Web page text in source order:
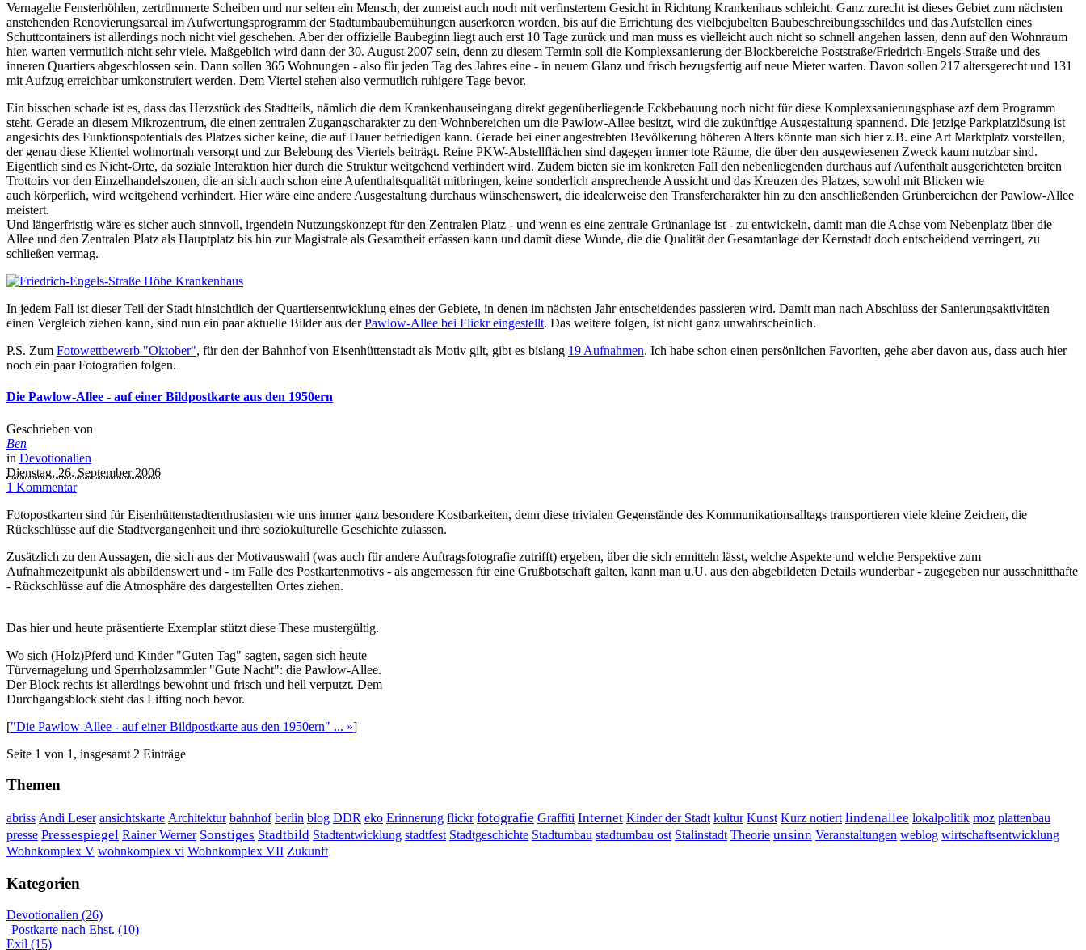
Vernagelte Fensterhöhlen, zertrümmerte Scheiben und nur selten ein Mensch, der zumeist auch noch mit verfinstertem Gesicht in Richtung Krankenhaus schleicht. Ganz zurecht ist dieses Gebiet zum nächsten
anstehenden Renovierungsareal im Aufwertungsprogramm der Stadtumbaubemühungen auserkoren worden, bis auf die Errichtung des vielbejubelten Baubeschreibungsschildes und das Aufstellen eines
Schuttcontainers ist allerdings noch nicht viel geschehen. Aber der offizielle Baubeginn liegt auch erst 10 Tage zurück und man muss es vielleicht auch nicht so schnell angehen lassen, denn auf den Wohnraum
hier, warten vermutlich nicht sehr viele. Maßgeblich wird dann der 30. August 2007 sein, denn zu diesem Termin soll die Komplexsanierung der Blockbereiche Poststraße/Friedrich-Engels-Straße und des
inneren Quartiers abgeschlossen sein. Dann sollen 365 Wohnungen - also für jeden Tag des Jahres eine - in neuem Glanz und frisch bezugsfertig auf neue Mieter warten. Davon sollen 217 altersgerecht und 131
mit Aufzug erreichbar umkonstruiert werden. Dem Viertel stehen also vermutlich ruhigere Tage bevor.
Ein bisschen schade ist es, dass das Herzstück des Stadtteils, nämlich die dem Krankenhauseingang direkt gegenüberliegende Eckbebauung noch nicht für diese Komplexsanierungsphase azf dem Programm
steht. Gerade an diesem Mikrozentrum, die einen zentralen Zugangscharakter zu den Wohnbereichen um die Pawlow-Allee besitzt, wird die zukünftige Ausgestaltung spannend. Die jetzige Parkplatzlösung ist
angesichts des Funktionspotentials des Platzes sicher keine, die auf Dauer befriedigen kann. Gerade bei einer angestrebten Bevölkerung höheren Alters könnte man sich hier z.B. eine Art Marktplatz vorstellen,
der genau diese Klientel wohnortnah versorgt und zur Belebung des Viertels beiträgt. Reine PKW-Abstellflächen sind dagegen immer tote Räume, die über den ausgewiesenen Zweck kaum nutzbar sind.
Eigentlich sind es Nicht-Orte, da soziale Interaktion hier durch die Struktur weitgehend verhindert wird. Zudem bieten sie im konkreten Fall den nebenliegenden durchaus auf Aufenthalt ausgerichteten breiten
Trottoirs vor den Einzelhandelszonen, die an sich auch schon eine Aufenthaltsqualität mitbringen, keine sonderlich ansprechende Aussicht und das Kreuzen des Platzes, sowohl mit Blicken wie
auch körperlich, wird weitgehend verhindert. Hier wäre eine andere Ausgestaltung durchaus wünschenswert, die idealerweise den Transfercharakter hin zu den anschließenden Grünbereichen der Pawlow-Allee
meistert.
Und längerfristig wäre es sicher auch sinnvoll, irgendein Nutzungskonzept für den Zentralen Platz - und wenn es eine zentrale Grünanlage ist - zu entwickeln, damit man die Achse vom Nebenplatz über die
Allee und den Zentralen Platz als Hauptplatz bis hin zur Magistrale als Gesamtheit erfassen kann und damit diese Wunde, die die Qualität der Gesamtanlage der Kernstadt doch entscheidend verringert, zu
schließen vermag.
In jedem Fall ist dieser Teil der Stadt hinsichtlich der Quartiersentwicklung eines der Gebiete, in denen im nächsten Jahr entscheidendes passieren wird. Damit man nach Abschluss der Sanierungsaktivitäten
einen Vergleich ziehen kann, sind nun ein paar aktuelle Bilder aus derPawlow-Allee bei Flickr eingestellt. Das weitere folgen, ist nicht ganz unwahrscheinlich.
P.S. Zum Fotowettbewerb "Oktober", für den der Bahnhof von Eisenhüttenstadt als Motiv gilt, gibt es bislang 19 Aufnahmen. Ich habe schon einen persönlichen Favoriten, gehe aber davon aus, dass auch hier
noch ein paar Fotografien folgen.
Die Pawlow-Allee - auf einer Bildpostkarte aus den 1950ern
Geschrieben von
Ben
in Devotionalien
Dienstag, 26. September 2006
1 Kommentar
Fotopostkarten sind für Eisenhüttenstadtenthusiasten wie uns immer ganz besondere Kostbarkeiten, denn diese trivialen Gegenstände des Kommunikationsalltags transportieren viele kleine Zeichen, die
Rückschlüsse auf die Stadtvergangenheit und ihre soziokulturelle Geschichte zulassen.
Zusätzlich zu den Aussagen, die sich aus der Motivauswahl (was auch für andere Auftragsfotografie zutrifft) ergeben, über die sich ermitteln lässt, welche Aspekte und welche Perspektive zum
Aufnahmezeitpunkt als abbildenswert und - im Falle des Postkartenmotivs - als angemessen für eine Grußbotschaft galten, kann man u.U. aus den abgebildeten Details wunderbar - zugegeben nur ausschnitthafte
- Rückschlüsse auf die Atmosphäre des dargestellten Ortes ziehen.
Das hier und heute präsentierte Exemplar stützt diese These mustergültig.
Wo sich (Holz)Pferd und Kinder "Guten Tag" sagten, sagen sich heute
Türvernagelung und Sperrholzsammler "Gute Nacht": die Pawlow-Allee.
Der Block rechts ist allerdings bewohnt und frisch und hell verputzt. Dem
Durchgangsblock steht das Lifting noch bevor.
["Die Pawlow-Allee - auf einer Bildpostkarte aus den 1950ern" ... »]
Seite 1 von 1, insgesamt 2 Einträge
Themen
abriss Andi Leser ansichtskarte Architektur bahnhof berlin blog DDR eko Erinnerung flickr fotografie Graffiti Internet Kinder der Stadt kultur Kunst Kurz notiert lindenallee lokalpolitik moz plattenbau
presse Pressespiegel Rainer Werner Sonstiges Stadtbild Stadtentwicklung stadtfest Stadtgeschichte Stadtumbau stadtumbau ost Stalinstadt Theorie unsinn Veranstaltungen weblog wirtschaftsentwicklung
Wohnkomplex V wohnkomplex vi Wohnkomplex VII Zukunft
Kategorien
Devotionalien (26)
Postkarte nach Ehst. (10)
Exil (15)